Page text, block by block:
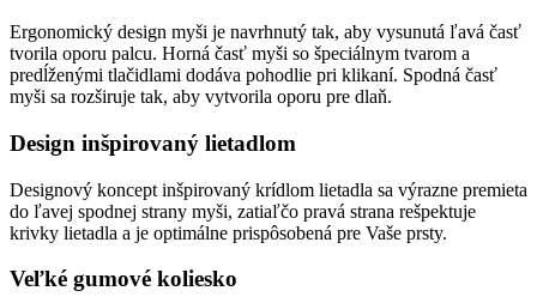
Ergonomický design myši je navrhnutý tak, aby vysunutá ľavá časť
tvorila oporu palcu. Horná časť myši so špeciálnym tvarom a
predĺženými tlačidlami dodáva pohodlie pri klikaní. Spodná časť
myši sa rozširuje tak, aby vytvorila oporu pre dlaň.
Design inšpirovaný lietadlom
Designový koncept inšpirovaný krídlom lietadla sa výrazne premieta
do ľavej spodnej strany myši, zatiaľčo pravá strana rešpektuje
krivky lietadla a je optimálne prispôsobená pre Vaše prsty.
Veľké gumové koliesko